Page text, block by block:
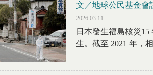
文／地球公民基金會
2026.03.11
日本發生福島核災
生。截至 2021 年，